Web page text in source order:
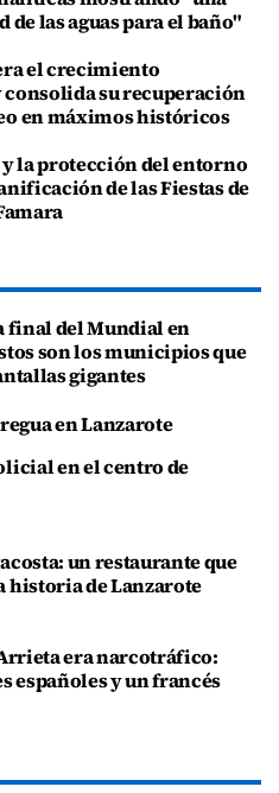
de las aguas para el baño"
el crecimiento
su recuperación
en máximos históricos
y la protección del entorno
de las Fiestas de
final del Mundial en
son los municipios que
gigantes
en Lanzarote
en el centro de
un restaurante que
historia de Lanzarote
era narcotráfico:
españoles y un francés